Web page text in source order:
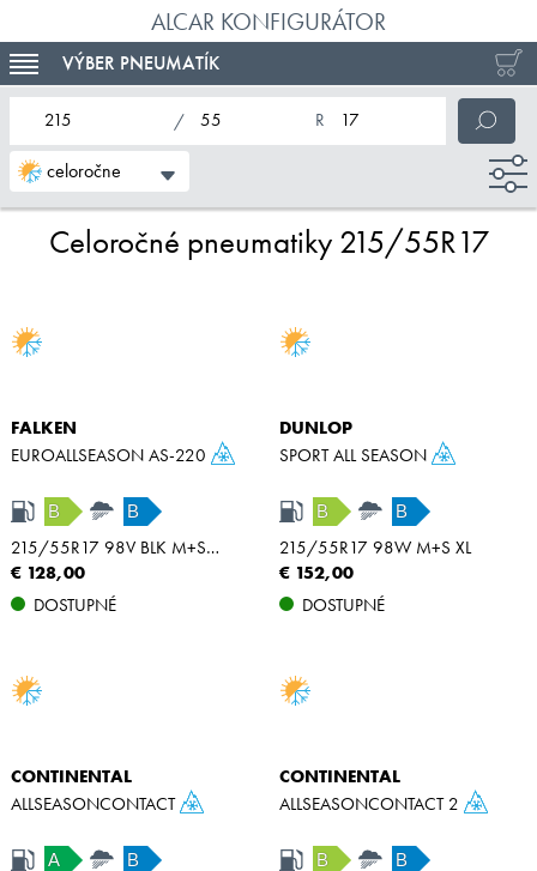
ALCAR KONFIGURÁTOR
TOGGLE NAVIGATION
VÝBER PNEUMATÍK
celoročne
nominálna šírka pneumatiky
profil pneumatiky
nominálny priemer pneumatiky
Celoročné pneumatiky 215/55R17
FALKEN
EUROALLSEASON AS-220
B B
215/55R17 98V BLK M+S XL
€ 128,00
DOSTUPNÉ
DUNLOP
SPORT ALL SEASON
B B
215/55R17 98W M+S XL
€ 152,00
DOSTUPNÉ
CONTINENTAL
ALLSEASONCONTACT
A B
CONTINENTAL
ALLSEASONCONTACT 2
B B